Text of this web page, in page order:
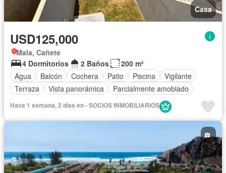
Casa
USD125,000
Mala, Cañete
4 Dormitorios
2 Baños
200 m²
Agua
Balcón Cochera Patio Piscina
Vigilante
Terraza
Vista panorámica Parcialmente amoblado
Hace 1 semana, 2 días en - SOCIOS INMOBILIARIOS